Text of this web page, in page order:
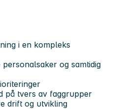
i en kompleks
og samtidig
på tvers av faggrupper
drift og utvikling